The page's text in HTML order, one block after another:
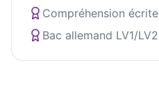
Compréhension écrite
Bac allemand LV1/LV2